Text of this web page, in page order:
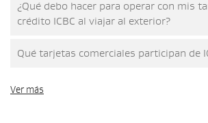
¿Qué debo hacer para operar con mis
crédito ICBC al viajar al exterior?
Qué tarjetas comerciales participan de
Ver más